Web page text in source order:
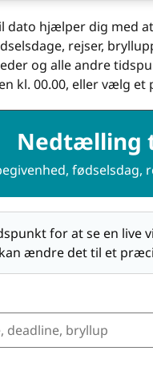
dato hjælper dig med
rejser,
og alle andre
kl. 00.00, eller vælg
Nedtælling
fødselsdag,
for at se en live
ændre det til et